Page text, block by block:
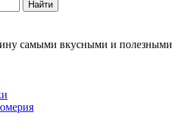
Найти
самыми вкусными и полезными